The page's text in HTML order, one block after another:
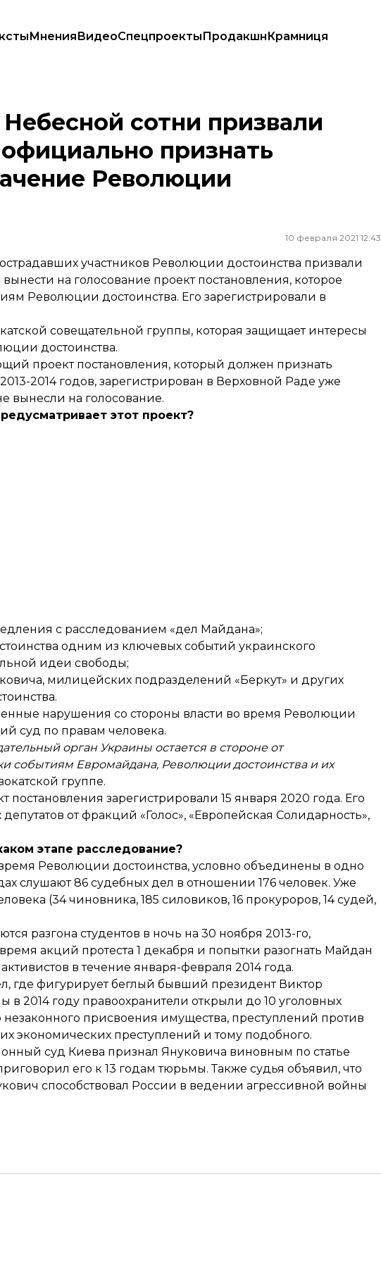
МненияВидеоСпецпроектыПродакшнКрамниця
Раду официально признать политическое значение Революции достоинства
сотни призвали
признать
Революции
10 февраля 2021 12:43
участников Революции достоинства призвали
на голосование проект постановления, которое
Революции достоинства. Его зарегистрировали в
совещательной группы, которая защищает интересы
достоинства.
проект постановления, который должен признать
2014 годов, зарегистрирован в Верховной Раде уже
вынесли на голосование.
этот проект?
с расследованием «дел Майдана»;
одним из ключевых событий украинского
идеи свободы;
милицейских подразделений «Беркут» и других
нарушения со стороны власти во время Революции
суд по правам человека.
орган Украины остается в стороне от
событиям Евромайдана, Революции достоинства и их
группе.
постановления зарегистрировали 15 января 2020 года. Его
от фракций «Голос», «Европейская Солидарность»,
этапе расследование?
Революции достоинства, условно объединены в одно
слушают 86 судебных дел в отношении 176 человек. Уже
(34 чиновника, 185 силовиков, 16 прокуроров, 14 судей,
разгона студентов в ночь на 30 ноября 2013-го,
акций протеста 1 декабря и попытки разогнать Майдан
в течение января-февраля 2014 года.
где фигурирует беглый бывший президент Виктор
в 2014 году правоохранители открыли до 10 уголовных
незаконного присвоения имущества, преступлений против
экономических преступлений и тому подобного.
суд Киева признал Януковича виновным по статье
его к 13 годам тюрьмы. Также судья объявил, что
способствовал России в ведении агрессивной войны